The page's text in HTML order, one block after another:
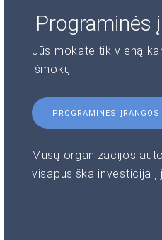
Programinės
Jūs mokate tik vieną
išmokų!
PROGRAMINĖS ĮRANGOS
Mūsų organizacijos
visapusiška investicija į